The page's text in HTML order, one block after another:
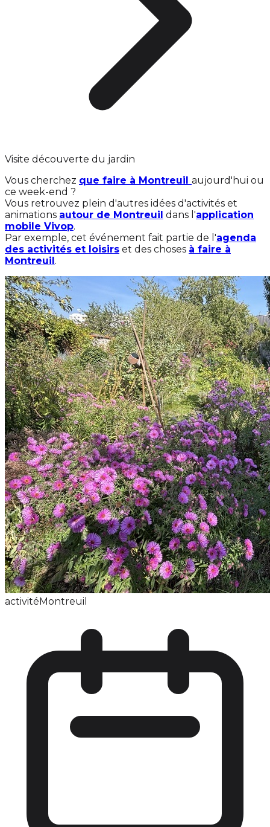
Visite découverte du jardin
Vous cherchez que faire à Montreuil aujourd'hui ou
ce week-end ?
Vous retrouvez plein d'autres idées d'activités et
animations autour de Montreuil dans l'application
mobile Vivop.
Par exemple, cet événement fait partie de l'agenda
des activités et loisirs et des choses à faire à
Montreuil.
activitéMontreuil